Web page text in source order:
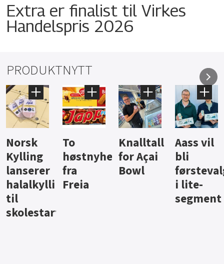
Extra er finalist til Virkes
Handelspris 2026
PRODUKTNYTT
Knalltall
for Açai
Bowl
Aass vil
bli
førstevalg
i lite-
Brus og
jus fra
Berentsen
Hard
iste fra
Hansa